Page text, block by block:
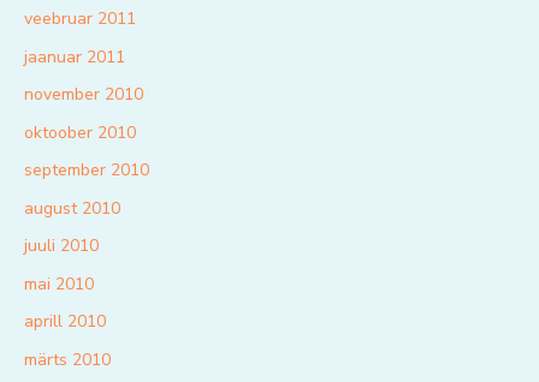
veebruar 2011
jaanuar 2011
november 2010
oktoober 2010
september 2010
august 2010
juuli 2010
mai 2010
aprill 2010
märts 2010